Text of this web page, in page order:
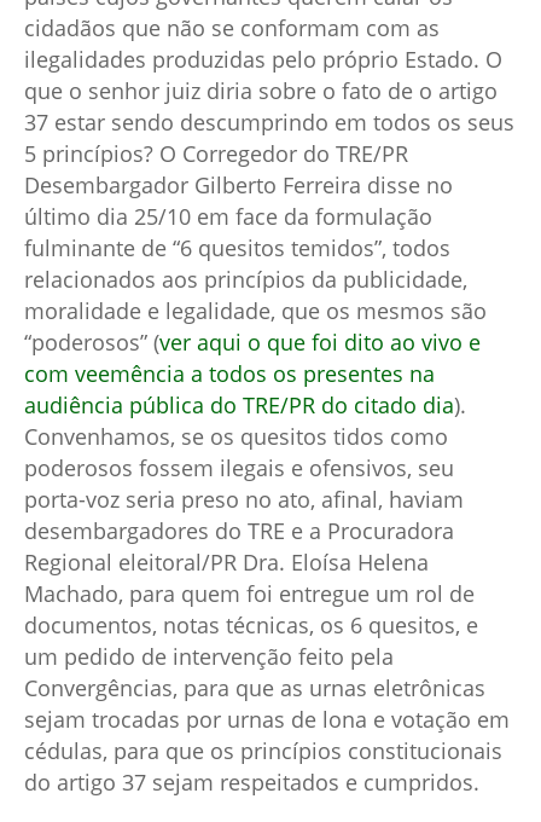
cidadãos que não se conformam com as
ilegalidades produzidas pelo próprio Estado. O
que o senhor juiz diria sobre o fato de o artigo
37 estar sendo descumprindo em todos os seus
5 princípios? O Corregedor do TRE/PR
Desembargador Gilberto Ferreira disse no
último dia 25/10 em face da formulação
fulminante de “6 quesitos temidos”, todos
relacionados aos princípios da publicidade,
moralidade e legalidade, que os mesmos são
“poderosos” (ver aqui o que foi dito ao vivo e
com veemência a todos os presentes na
audiência pública do TRE/PR do citado dia).
Convenhamos, se os quesitos tidos como
poderosos fossem ilegais e ofensivos, seu
porta-voz seria preso no ato, afinal, haviam
desembargadores do TRE e a Procuradora
Regional eleitoral/PR Dra. Eloísa Helena
Machado, para quem foi entregue um rol de
documentos, notas técnicas, os 6 quesitos, e
um pedido de intervenção feito pela
Convergências, para que as urnas eletrônicas
sejam trocadas por urnas de lona e votação em
cédulas, para que os princípios constitucionais
do artigo 37 sejam respeitados e cumpridos.